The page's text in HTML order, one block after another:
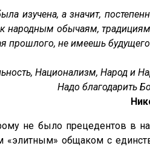
изучена, а значит,
народным обычаям,
прошлого, не имеешь
Национализм, Народ и
Надо благодарить
не было прецедентов в
«элитным» общаком с